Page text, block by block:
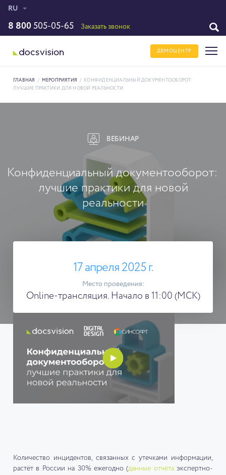
RU
8 800 505-05-65 Заказать звонок
ДЕМОЦЕНТР
ГЛАВНАЯ / МЕРОПРИЯТИЯ /
КОНФИДЕНЦИАЛЬНЫЙ ДОКУМЕНТООБОРОТ:
ЛУЧШИЕ ПРАКТИКИ ДЛЯ НОВОЙ РЕАЛЬНОСТИ
ВЕБИНАР
Конфиденциальный документооборот:
лучшие практики для новой
реальности
17 апреля 2025 г.
Место проведения:
Online-трансляция. Начало в 11:00 (МСК)
Количество инцидентов, связанных с утечками информации,
растёт в России на 30% ежегодно (данные отчётаэкспертно-